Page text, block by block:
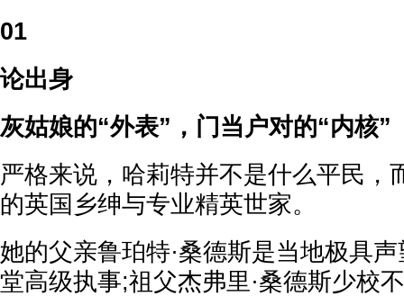
01
论出身
灰姑娘的“外表”，门当户对的“内核”
严格来说，哈莉特并不是什么平民，
的英国乡绅与专业精英世家。
她的父亲鲁珀特·桑德斯是当地极具
堂高级执事;祖父杰弗里·桑德斯少校